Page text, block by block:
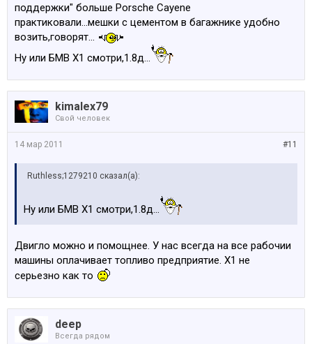
поддержки" больше Porsche Cayene
практиковали...мешки с цементом в багажнике удобно
возить,говорят...
Ну или БМВ Х1 смотри,1.8д...
kimalex79
Свой человек
#11
14 мар 2011
Ruthless;1279210 сказал(а):
Ну или БМВ Х1 смотри,1.8д...
Двигло можно и помощнее. У нас всегда на все рабочии
машины оплачивает топливо предприятие. Х1 не
серьезно как то
deep
Всегда рядом